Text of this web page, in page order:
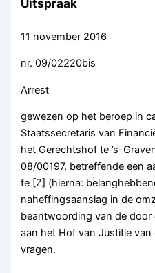
Uitspraak
11 november 2016
nr. 09/02220bis
Arrest
gewezen op het beroep in
Staatssecretaris van
het Gerechtshof te ’s-
08/00197, betreffende een
te [Z] (hierna:
naheffingsaanslag in de
beantwoording van de door
aan het Hof van Justitie
vragen.